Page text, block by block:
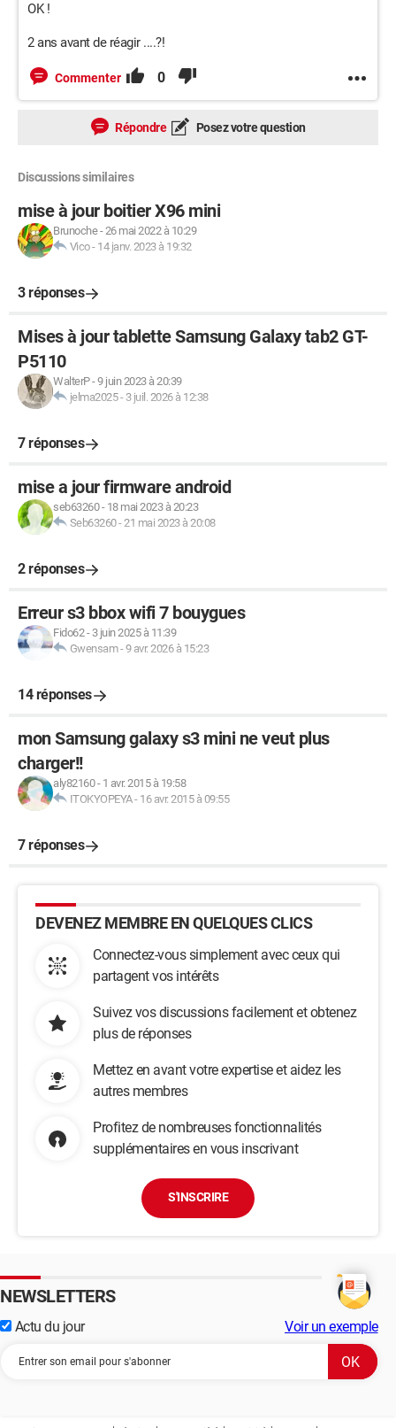
OK !
2 ans avant de réagir ....?!
Commenter 0
Répondre Posez votre question
Discussions similaires
mise à jour boitier X96 mini
Brunoche-26 mai 2022 à 10:29
Vico- 14 janv. 2023 à 19:32
3 réponses
Mises à jour tablette Samsung Galaxy tab2 GT-
P5110
WalterP-9 juin 2023 à 20:39
jelma2025- 3 juil. 2026 à 12:38
7 réponses
mise a jour firmware android
seb63260- 18 mai 2023 à 20:23
Seb63260-21 mai 2023 à 20:08
2 réponses
Erreur s3 bbox wifi 7 bouygues
Fido62- 3 juin 2025 à 11:39
Gwensam-9 avr. 2026 à 15:23
14 réponses
mon Samsung galaxy s3 mini ne veut plus
charger!!
aly82160- 1 avr. 2015 à 19:58
ITOKYOPEYA- 16 avr. 2015 à 09:55
7 réponses
DEVENEZ MEMBRE EN QUELQUES CLICS
Connectez-vous simplement avec ceux qui
partagent vos intérêts
Suivez vos discussions facilement et obtenez
plus de réponses
Mettez en avant votre expertise et aidez les
autres membres
Profitez de nombreuses fonctionnalités
supplémentaires en vous inscrivant
S'INSCRIRE
NEWSLETTERS
Actu du jour Voir un exemple